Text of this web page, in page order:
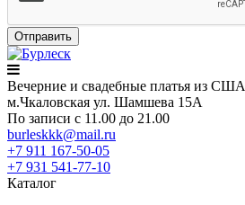
Вечерние и свадебные платья из США
м.Чкаловская ул. Шамшева 15А
По записи с 11.00 до 21.00
burleskkk@mail.ru
+7 911 167-50-05
+7 931 541-77-10
Каталог